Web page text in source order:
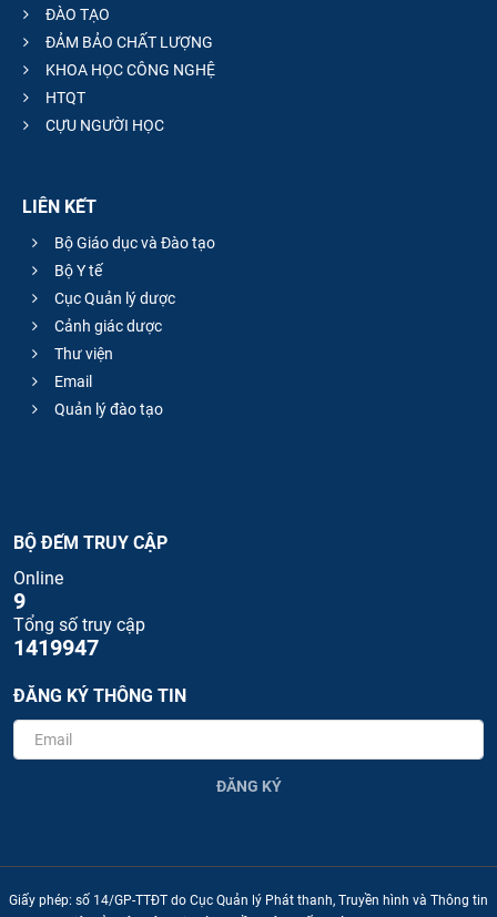
ĐÀO TẠO
ĐẢM BẢO CHẤT LƯỢNG
KHOA HỌC CÔNG NGHỆ
HTQT
CỰU NGƯỜI HỌC
LIÊN KẾT
Bộ Giáo dục và Đào tạo
Bộ Y tế
Cục Quản lý dược
Cảnh giác dược
Thư viện
Email
Quản lý đào tạo
BỘ ĐẾM TRUY CẬP
Online
9
Tổng số truy cập
1419947
ĐĂNG KÝ THÔNG TIN
ĐĂNG KÝ
Giấy phép: số 14/GP-TTĐT do Cục Quản lý Phát thanh, Truyền hình và Thông tin